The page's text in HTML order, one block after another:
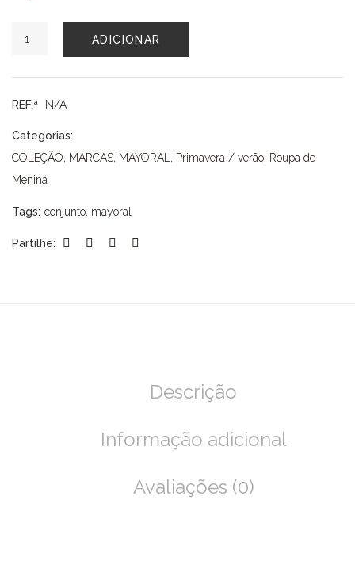
de
MAYORAL
ADICIONAR
REF.ª N/A
Categorias:
COLEÇÃO, MARCAS, MAYORAL, Primavera / verão, Roupa de
Menina
Tags: conjunto, mayoral
Partilhe:
Descrição
Informação adicional
Avaliações (0)